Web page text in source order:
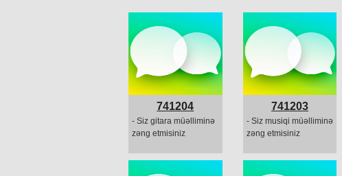
741204
- Siz gitara müəlliminə
zəng etmisiniz
741203
- Siz musiqi müəlliminə
zəng etmisiniz